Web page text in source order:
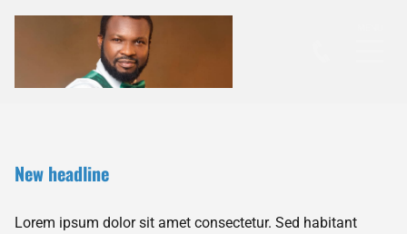
New headline
Lorem ipsum dolor sit amet consectetur. Sed habitant